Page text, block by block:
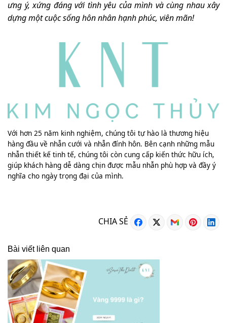
ưng ý, xứng đáng với tình yêu của mình và cùng nhau xây
dựng một cuộc sống hôn nhân hạnh phúc, viên mãn!
Với hơn 25 năm kinh nghiệm, chúng tôi tự hào là thương hiệu
hàng đầu về nhẫn cưới và nhẫn đính hôn. Bên cạnh những mẫu
nhẫn thiết kế tinh tế, chúng tôi còn cung cấp kiến thức hữu ích,
giúp khách hàng dễ dàng chịn được mẫu nhẫn phù hợp và đầy ý
nghĩa cho ngày trọng đại của mình.
CHIA SẺ
Bài viết liên quan